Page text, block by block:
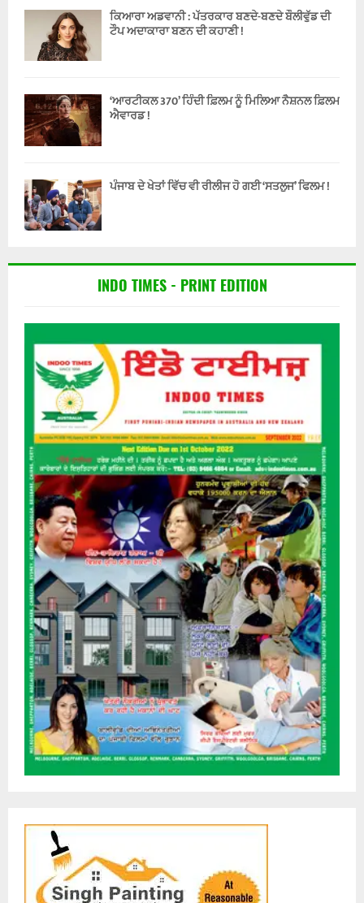
ਕਿਆਰਾ ਅਡਵਾਨੀ : ਪੱਤਰਕਾਰ ਬਣਦੇ-ਬਣਦੇ ਬੌਲੀਵੁੱਡ ਦੀ
ਟੌਪ ਅਦਾਕਾਰਾ ਬਣਨ ਦੀ ਕਹਾਣੀ !
‘ਆਰਟੀਕਲ 370’ ਹਿੰਦੀ ਫ਼ਿਲਮ ਨੂੰ ਮਿਲਿਆ ਨੈਸ਼ਨਲ ਫ਼ਿਲਮ
ਐਵਾਰਡ !
ਪੰਜਾਬ ਦੇ ਖੇਤਾਂ ਵਿੱਚ ਵੀ ਰੀਲੀਜ ਹੋ ਗਈ ‘ਸਤਲੁਜ’ ਫਿਲਮ !
INDO TIMES - PRINT EDITION